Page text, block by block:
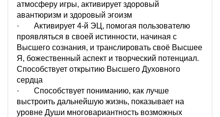
атмосферу игры, активирует здоровый
авантюризм и здоровый эгоизм
·
Активирует 4-й ЭЦ, помогая пользователю
проявляться в своей истинности, начиная с
Высшего сознания, и транслировать своё Высшее
Я, божественный аспект и творческий потенциал.
Способствует открытию Высшего Духовного
сердца
·
Способствует пониманию, как лучше
выстроить дальнейшую жизнь, показывает на
уровне Души многовариантность возможных